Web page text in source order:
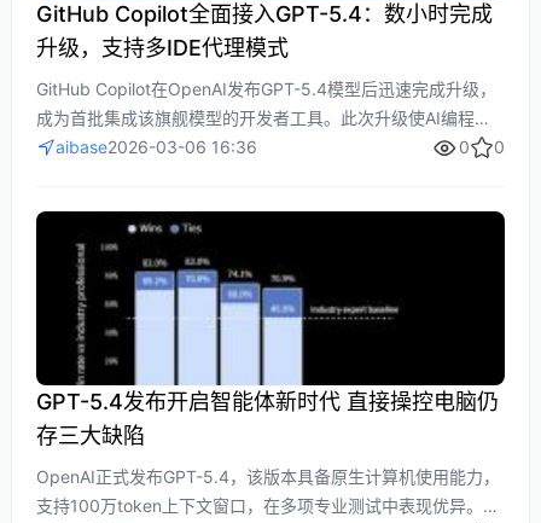
GitHub Copilot全面接入GPT-5.4：数小时完成
升级，支持多IDE代理模式
GitHub Copilot在OpenAI发布GPT-5.4模型后迅速完成升级，
成为首批集成该旗舰模型的开发者工具。此次升级使AI编程助
手进入“代理型”工作流新阶段，显著提升多步骤任务处理能力，
aibase2026-03-06 16:36 0 0
GPT-5.4发布开启智能体新时代 直接操控电脑仍
存三大缺陷
OpenAI正式发布GPT-5.4，该版本具备原生计算机使用能力，
支持100万token上下文窗口，在多项专业测试中表现优异。文